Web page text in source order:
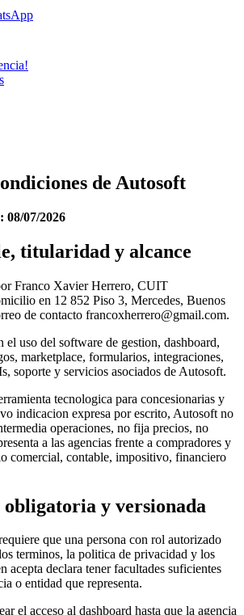
de Autosoft
08/07/2026
titularidad y alcance
Franco Xavier Herrero, CUIT
en 12 852 Piso 3, Mercedes, Buenos
de contacto francoxherrero@gmail.com.
el uso del software de gestion, dashboard,
marketplace, formularios, integraciones,
soporte y servicios asociados de Autosoft.
tecnologica para concesionarias y
indicacion expresa por escrito, Autosoft no
operaciones, no fija precios, no
a las agencias frente a compradores y
comercial, contable, impositivo, financiero
obligatoria y versionada
que una persona con rol autorizado
terminos, la politica de privacidad y los
acepta declara tener facultades suficientes
o entidad que representa.
el acceso al dashboard hasta que la agencia